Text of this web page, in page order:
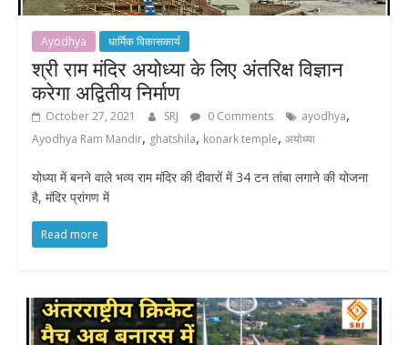
Ayodhya धार्मिक विकासकार्य
श्री राम मंदिर अयोध्या के लिए अंतरिक्ष विज्ञान
करेगा अद्वितीय निर्माण
October 27, 2021 SRJ 0 Comments ayodhya,
Ayodhya Ram Mandir, ghatshila, konark temple, अयोध्या
योध्या में बनने वाले भव्य राम मंदिर की दीवारों में 34 टन तांबा लगाने की योजना
है, मंदिर प्रांगण में
Read more